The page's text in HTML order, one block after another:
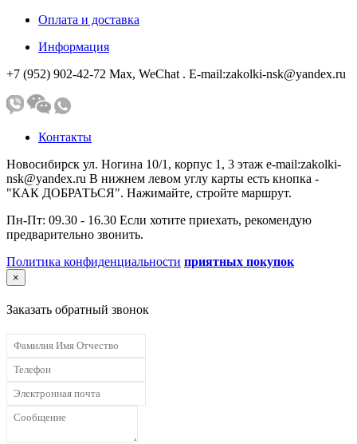
Оплата и доставка
Информация
+7 (952) 902-42-72 Мах, WeChat . E-mail:zakolki-nsk@yandex.ru
Контакты
Новосибирск ул. Ногина 10/1, корпус 1, 3 этаж e-mail:zakolki-
nsk@yandex.ru В нижнем левом углу карты есть кнопка -
"КАК ДОБРАТЬСЯ". Нажимайте, стройте маршрут.
Пн-Пт: 09.30 - 16.30 Если хотите приехать, рекомендую
предварительно звонить.
Политика конфиденциальности приятных покупок
×
Заказать обратный звонок